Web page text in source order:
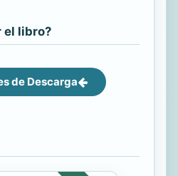
el libro?
de Descarga